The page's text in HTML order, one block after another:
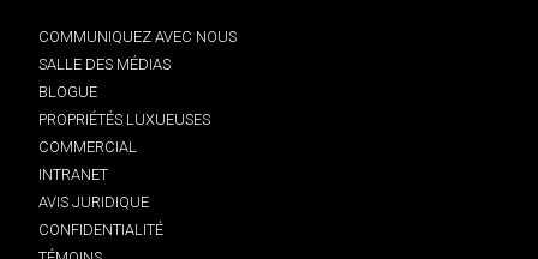
COMMUNIQUEZ AVEC NOUS
SALLE DES MÉDIAS
BLOGUE
PROPRIÉTÉS LUXUEUSES
COMMERCIAL
INTRANET
AVIS JURIDIQUE
CONFIDENTIALITÉ